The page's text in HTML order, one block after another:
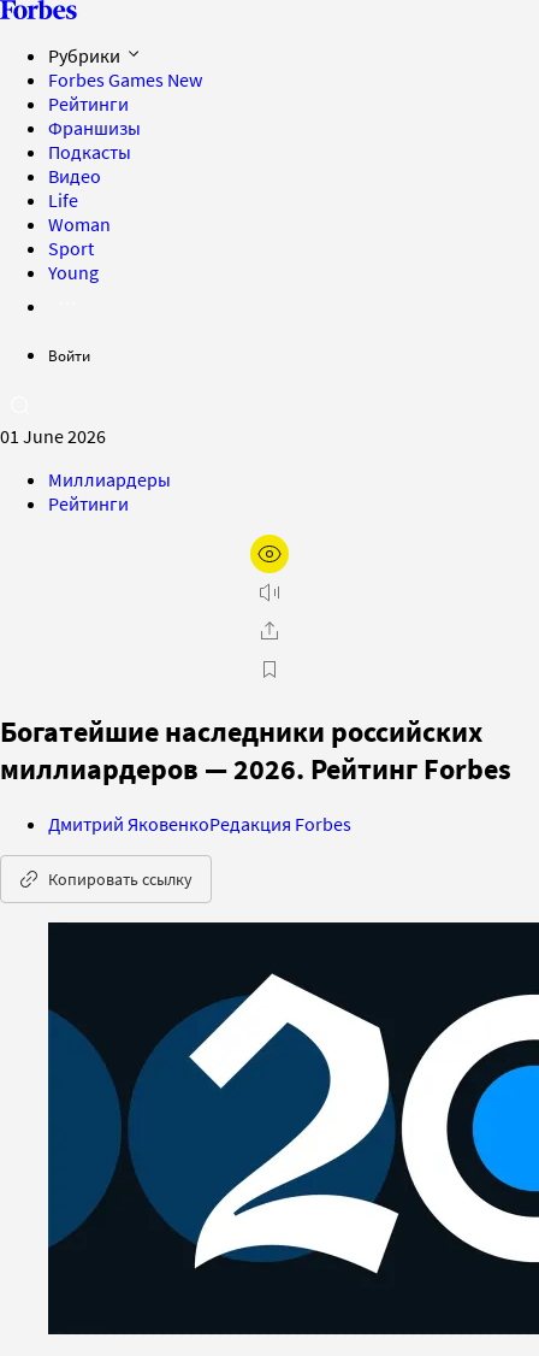
Рубрики
Forbes Games New
Рейтинги
Франшизы
Подкасты
Видео
Life
Woman
Sport
Young
Войти
01 June 2026
Миллиардеры
Рейтинги
Богатейшие наследники российских
миллиардеров — 2026. Рейтинг Forbes
Дмитрий ЯковенкоРедакция Forbes
Копировать ссылку